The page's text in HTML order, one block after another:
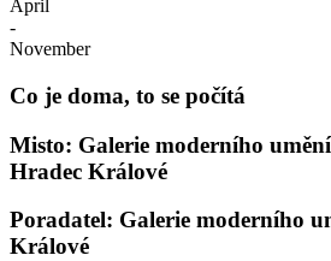
April
-
November
Co je doma, to se počítá
Misto: Galerie moderního
Hradec Králové
Poradatel: Galerie moderního
Králové